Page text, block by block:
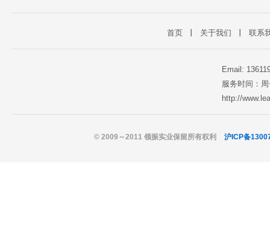
首页 关于我们 联系
Email:
服务时间：
http://
© 2009～2011 领振实业保留所有权利 沪ICP备